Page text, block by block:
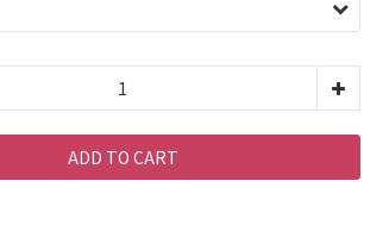
ADD TO CART